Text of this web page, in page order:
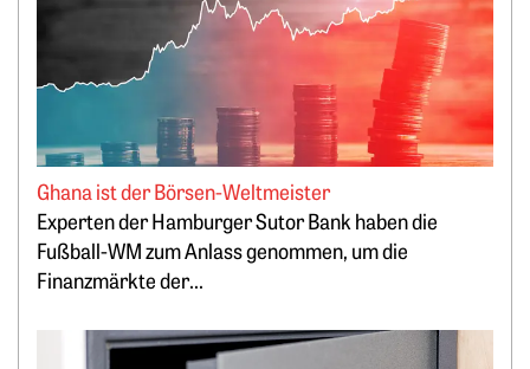
Ghana ist der Börsen-Weltmeister
Experten der Hamburger Sutor Bank haben die
Fußball-WM zum Anlass genommen, um die
Finanzmärkte der...
Weiterlesen: Lukrativ Geld parken